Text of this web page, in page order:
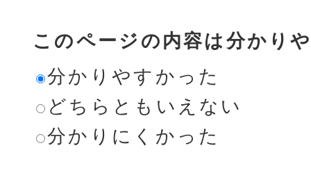
このページの内容は分かり
分かりやすかった
どちらともいえない
分かりにくかった